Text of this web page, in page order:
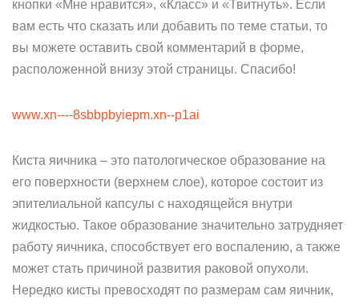
кнопки «Мне нравится», «Класс» и «Твитнуть». Если
вам есть что сказать или добавить по теме статьи, то
вы можете оставить свой комментарий в форме,
расположенной внизу этой страницы. Спасибо!
www.xn----8sbbpbyiepm.xn--p1ai
Киста яичника – это патологическое образование на
его поверхности (верхнем слое), которое состоит из
эпителиальной капсулы с находящейся внутри
жидкостью. Такое образование значительно затрудняет
работу яичника, способствует его воспалению, а также
может стать причиной развития раковой опухоли.
Нередко кисты превосходят по размерам сам яичник,